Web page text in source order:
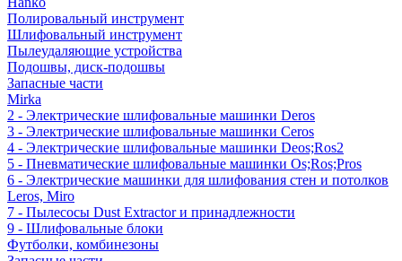
Полировальный инструмент
Шлифовальный инструмент
Пылеудаляющие устройства
Подошвы, диск-подошвы
Запасные части
Mirka
2 - Электрические шлифовальные машинки Deros
3 - Электрические шлифовальные машинки Ceros
4 - Электрические шлифовальные машинки Deos;Ros2
5 - Пневматические шлифовальные машинки Os;Ros;Pros
6 - Электрические машинки для шлифования стен и потолков
Leros, Miro
7 - Пылесосы Dust Extractor и принадлежности
9 - Шлифовальные блоки
Футболки, комбинезоны